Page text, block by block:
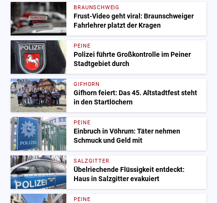
BRAUNSCHWEIG
Frust-Video geht viral: Braunschweiger
Fahrlehrer platzt der Kragen
PEINE
Polizei führte Großkontrolle im Peiner
Stadtgebiet durch
GIFHORN
Gifhorn feiert: Das 45. Altstadtfest steht
in den Startlöchern
PEINE
Einbruch in Vöhrum: Täter nehmen
Schmuck und Geld mit
SALZGITTER
Übelriechende Flüssigkeit entdeckt:
Haus in Salzgitter evakuiert
PEINE